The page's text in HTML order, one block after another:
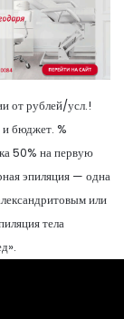
от рублей/усл.!
и бюджет. %
50% на первую
эпиляция — одна
или
тела